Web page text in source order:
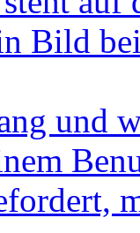
Bild
und